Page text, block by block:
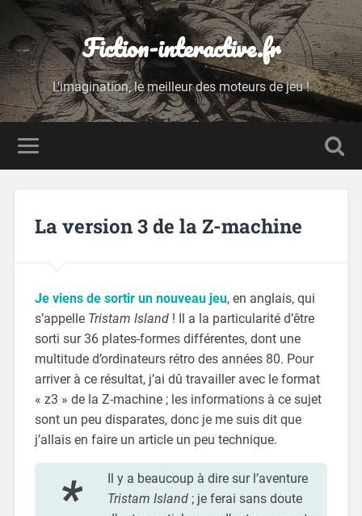
Fiction-interactive.fr
L'imagination, le meilleur des moteurs de jeu !
La version 3 de la Z-machine
Je viens de sortir un nouveau jeu, en anglais, qui
s’appelle Tristam Island! Il a la particularité d’être
sorti sur 36 plates-formes différentes, dont une
multitude d’ordinateurs rétro des années 80. Pour
arriver à ce résultat, j’ai dû travailler avec le format
« z3 » de la Z-machine ; les informations à ce sujet
sont un peu disparates, donc je me suis dit que
j’allais en faire un article un peu technique.
Il y a beaucoup à dire sur l’aventure
Tristam Island; je ferai sans doute